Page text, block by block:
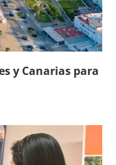
y Canarias para